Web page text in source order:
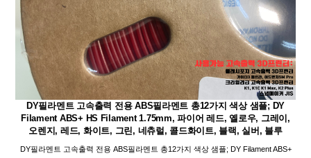
DY필라멘트 고속출력 전용 ABS필라멘트 총12가지 색상 샘플; DY
Filament ABS+ HS Filament 1.75mm, 파이어 레드, 옐로우, 그레이,
오렌지, 레드, 화이트, 그린, 네츄럴, 콜드화이트, 블랙, 실버, 블루
DY필라멘트 고속출력 전용 ABS필라멘트 총12가지 색상 샘플; DY Filament ABS+